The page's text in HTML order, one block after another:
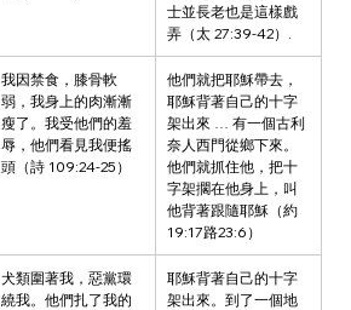
士並長老也是這樣戲
弄（太 27:39-42）.
我因禁食，膝骨軟
弱，我身上的肉漸漸
瘦了。我受他們的羞
辱，他們看見我便搖
頭（詩 109:24-25）
他們就把耶穌帶去，
耶穌背著自己的十字
架出來 … 有一個古利
奈人西門從鄉下來。
他們就抓住他，把十
字架擱在他身上，叫
他背著跟隨耶穌（約
19:17路23:6）
犬類圍著我，惡黨環
繞我。他們扎了我的
耶穌背著自己的十字
架出來。到了一個地